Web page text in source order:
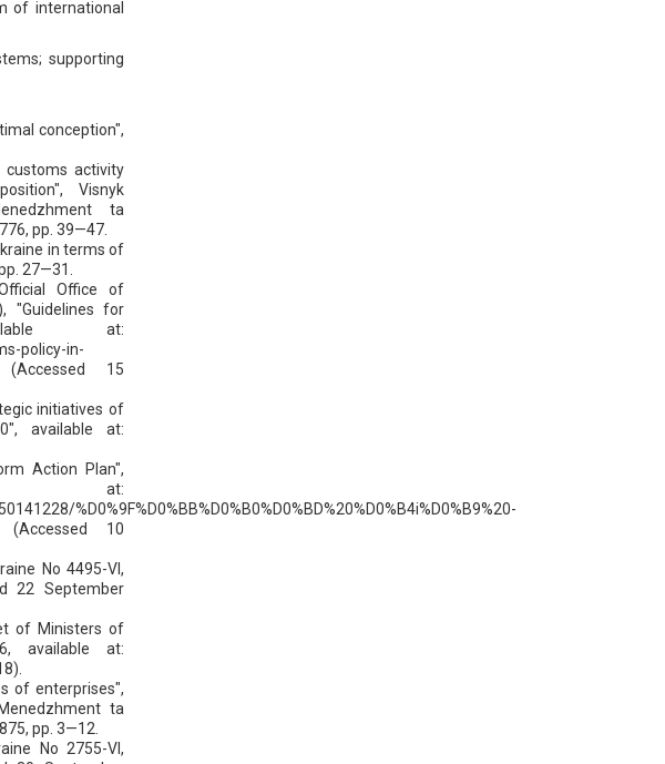
of international
supporting
conception",
customs activity
Visnyk
ta
pp. 39—47.
in terms of
27—31.
Office of
"Guidelines for
at:
policy-in-
(Accessed 15
initiatives of
available at:
Action Plan",
%D0%9F%D0%BB%D0%B0%D0%BD%20%D0%B4i%D0%B9%20-
(Accessed 10
No 4495-VI,
22 September
of Ministers of
available at:
of enterprises",
ta
pp. 3—12.
No 2755-VI,